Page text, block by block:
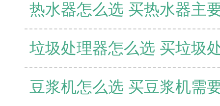
热水器怎么选 买热水器主
垃圾处理器怎么选 买垃圾
豆浆机怎么选 买豆浆机需